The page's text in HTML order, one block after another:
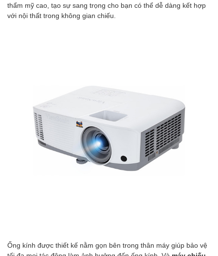
thẩm mỹ cao, tạo sự sang trọng cho bạn có thể dễ dàng kết hợp
với nội thất trong không gian chiếu.
Ống kính được thiết kế nằm gọn bên trong thân máy giúp bảo vệ